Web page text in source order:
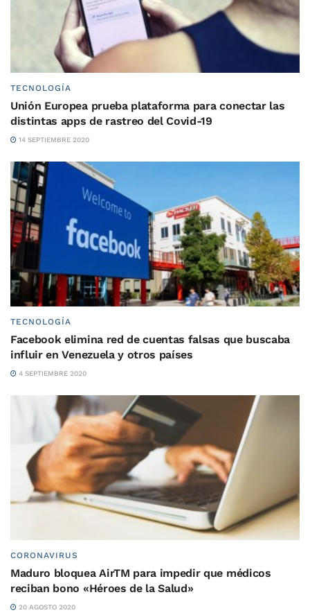
TECNOLOGÍA
Unión Europea prueba plataforma para conectar las
distintas apps de rastreo del Covid-19
14 SEPTIEMBRE 2020
TECNOLOGÍA
Facebook elimina red de cuentas falsas que buscaba
influir en Venezuela y otros países
4 SEPTIEMBRE 2020
CORONAVIRUS
Maduro bloquea AirTM para impedir que médicos
reciban bono «Héroes de la Salud»
20 AGOSTO 2020